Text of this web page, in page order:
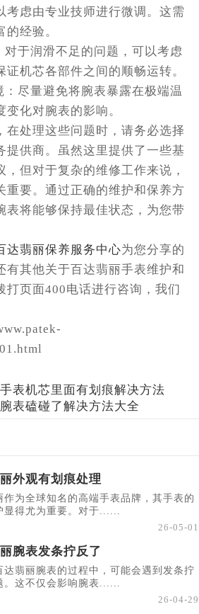
考虑由专业技师进行微调。这需
经验。
于润滑不足的问题，可以考虑
证机芯各部件之间的顺畅运转。
尽量避免将腕表暴露在极端温
化对腕表的影响。
处理这些问题时，请务必选择
提供商。虽然这里提供了一些基
，但对于复杂的维修工作来说，
重要。通过正确的维护和保养方
表将能够保持最佳状态，为您带
达翡丽保养服务中心为您分享的
有其他关于百达翡丽手表维护和
打页面400电话进行咨询，我们
表机芯里面有划痕解决方法
表磕碰了解决方法大全
外观有划痕处理
作为全球知名的高端手表品牌，其手表的
显得尤为重要。对于......
26-05-01
腕表发条拧反了
达翡丽腕表的过程中，可能会遇到发条拧
。这不仅会影响腕表......
26-04-29